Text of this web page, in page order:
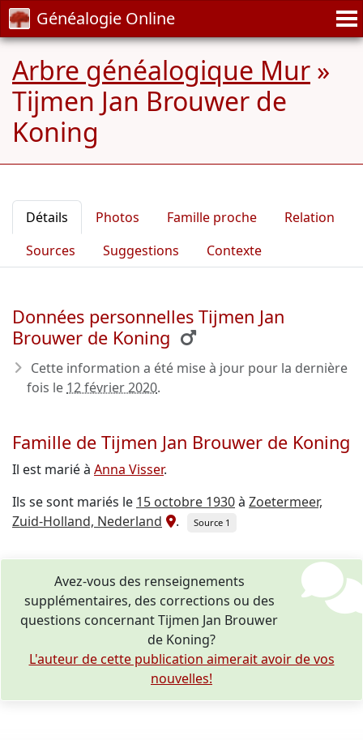
Généalogie Online
Arbre généalogique Mur »
Tijmen Jan Brouwer de
Koning
Détails Photos Famille proche
Relation
Sources
Suggestions Contexte
Données personnelles Tijmen Jan
Brouwer de Koning
Cette information a été mise à jour pour la dernière
fois le 12 février 2020.
Famille de Tijmen Jan Brouwer de Koning
Il est marié à Anna Visser.
Ils se sont mariés le 15 octobre 1930à Zoetermeer,
Zuid-Holland, Nederland
. Source 1
Avez-vous des renseignements
supplémentaires, des corrections ou des
questions concernant Tijmen Jan Brouwer
de Koning?
L'auteur de cette publication aimerait avoir de vos
nouvelles!